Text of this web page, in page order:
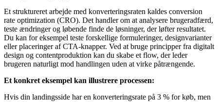
Et struktureret arbejde med konverteringsraten kaldes conversion
rate optimization (CRO). Det handler om at analysere brugeradfærd,
teste ændringer og løbende finde de løsninger, der løfter resultatet.
Du kan for eksempel teste forskellige formuleringer, designvarianter
eller placeringer af CTA-knapper. Ved at bruge principper fra digitalt
design og contentproduktion kan du skabe et flow, der leder
brugeren naturligt mod handlingen uden at virke påtrængende.
Et konkret eksempel kan illustrere processen:
Hvis din landingsside har en konverteringsrate på 3 % for køb, men